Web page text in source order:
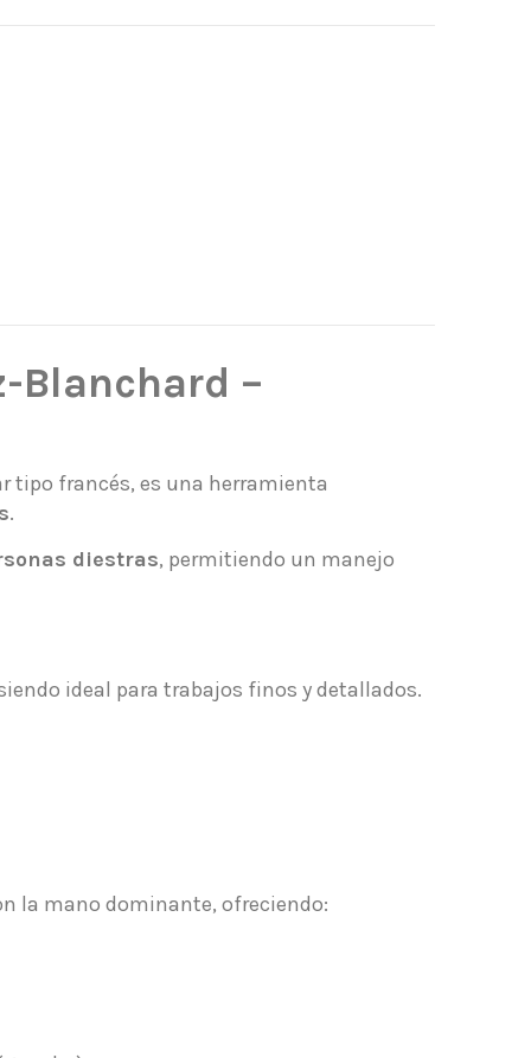
Blanchard –
tipo francés, es una herramienta
.
diestras, permitiendo un manejo
ideal para trabajos finos y detallados.
la mano dominante, ofreciendo: